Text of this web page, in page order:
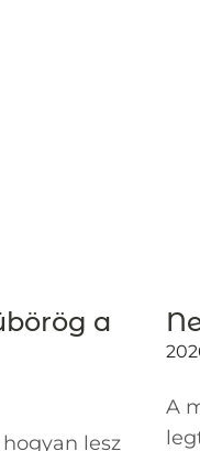
a
lesz
A